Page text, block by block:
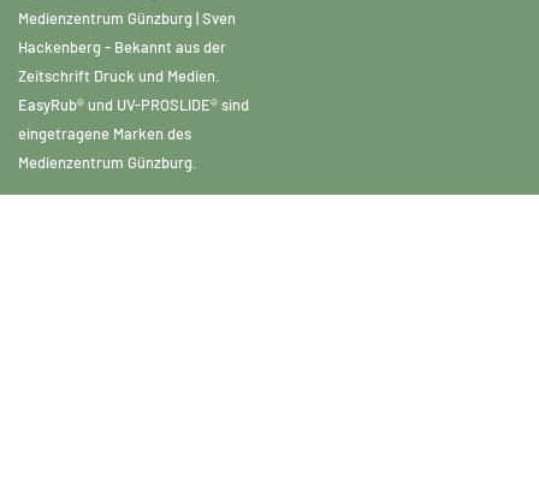
Medienzentrum Günzburg | Sven
Hackenberg - Bekannt aus der
Zeitschrift Druck und Medien.
EasyRub® und UV-PROSLIDE® sind
eingetragene Marken des
Medienzentrum Günzburg.